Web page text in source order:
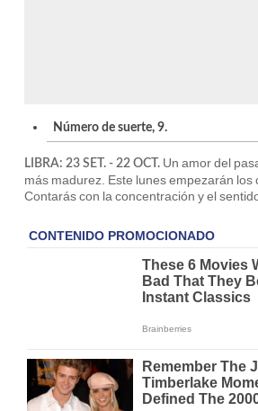
Número de suerte, 9.
LIBRA: 23 SET. - 22 OCT. Un amor del
más madurez. Este lunes empezarán
Contarás con la concentración y el